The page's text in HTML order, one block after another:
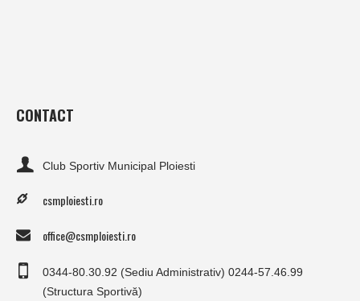
CONTACT
Club Sportiv Municipal Ploiesti
csmploiesti.ro
office@csmploiesti.ro
0344-80.30.92 (Sediu Administrativ) 0244-57.46.99
(Structura Sportivă)